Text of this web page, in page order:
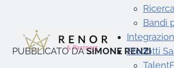
Bandi
Prodotti
PUBBLICATO DASIMONE RENZI